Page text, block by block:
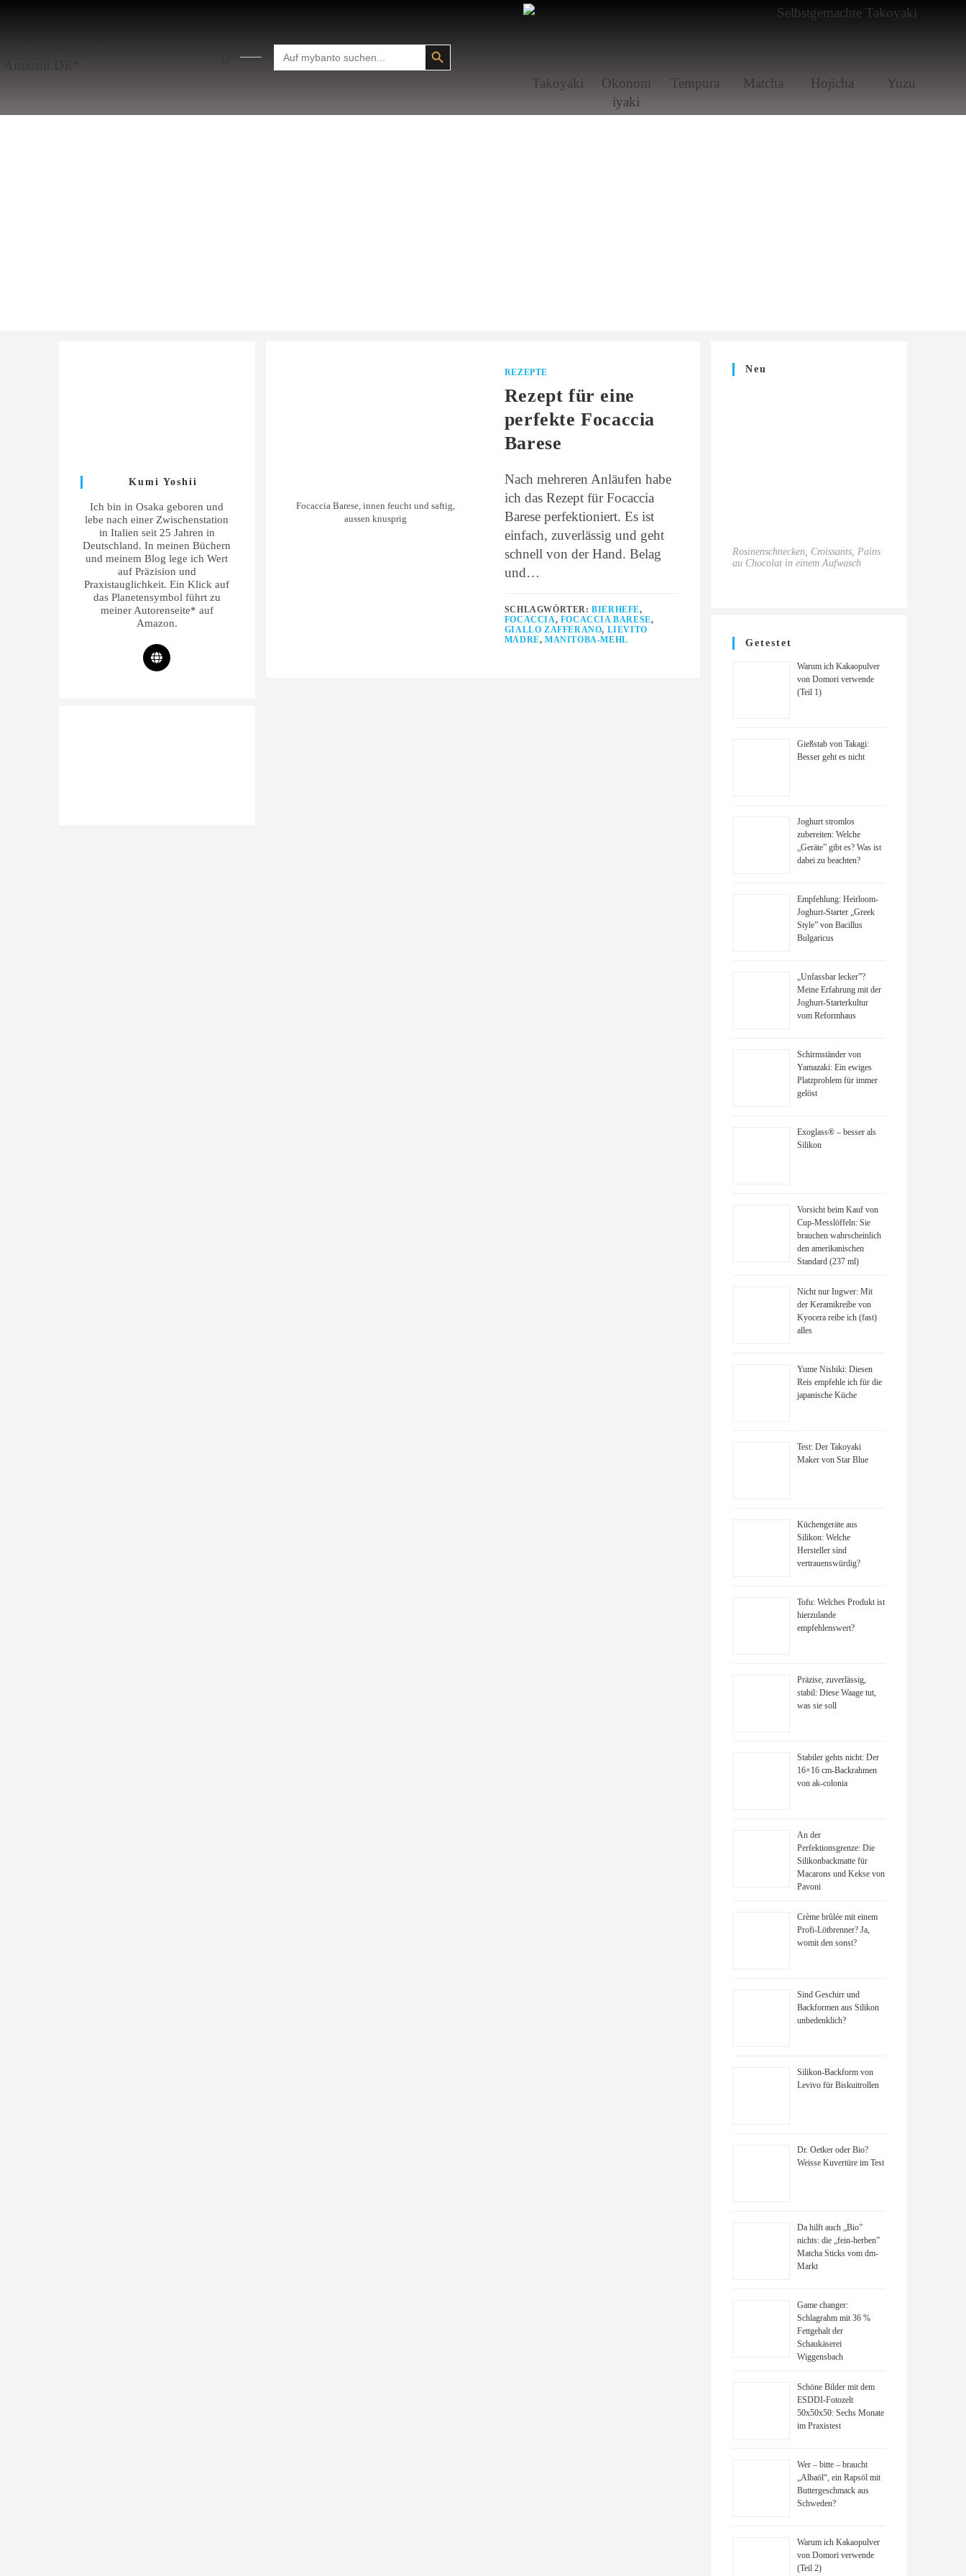
Search
for:
SEARCH BUTTON
Tako­yaki
Okonom
i­yaki
Tem­pura Matcha Hoji­cha Yuzu
Focaccia Barese, innen feucht und saftig,
aussen knusprig
REZEPTE
Rezept für eine
perfekte Focaccia
Barese
Nach mehreren Anläufen habe
ich das Rezept für Focaccia
Barese perfektioniert. Es ist
einfach, zuverlässig und geht
schnell von der Hand. Belag
und…
SCHLAGWÖRTER:BIERHEFE,
FOCACCIA, FOCACCIA BARESE,
GIALLO ZAFFERANO, LIEVITO
MADRE, MANITOBA-MEHL
Kumi Yoshii
Ich bin in Osaka geboren und
lebe nach einer Zwischenstation
in Italien seit 25 Jahren in
Deutschland. In meinen Büchern
und meinem Blog lege ich Wert
auf Präzision und
Praxistauglichkeit. Ein Klick auf
das Planetensymbol führt zu
meiner Autorenseite* auf
Amazon.
Neu
Rosinenschnecken, Croissants, Pains
au Chocolat in einem Aufwasch
Getestet
Warum ich Kakaopulver
von Domori verwende
(Teil 1)
Gießstab von Takagi:
Besser geht es nicht
Joghurt stromlos
zubereiten: Welche
„Geräte” gibt es? Was ist
dabei zu beachten?
Empfehlung: Heirloom-
Joghurt-Starter „Greek
Style” von Bacillus
Bulgaricus
„Unfassbar lecker”?
Meine Erfahrung mit der
Joghurt-Starterkultur
vom Reformhaus
Schirmständer von
Yamazaki: Ein ewiges
Platzproblem für immer
gelöst
Exoglass® – besser als
Silikon
Vorsicht beim Kauf von
Cup-Messlöffeln: Sie
brauchen wahrscheinlich
den amerikanischen
Standard (237 ml)
Nicht nur Ingwer: Mit
der Keramikreibe von
Kyocera reibe ich (fast)
alles
Yume Nishiki: Diesen
Reis empfehle ich für die
japanische Küche
Test: Der Takoyaki
Maker von Star Blue
Küchengeräte aus
Silikon: Welche
Hersteller sind
vertrauenswürdig?
Tofu: Welches Produkt ist
hierzulande
empfehlenswert?
Präzise, zuverlässig,
stabil: Diese Waage tut,
was sie soll
Stabiler gehts nicht: Der
16×16 cm-Backrahmen
von ak-colonia
An der
Perfektionsgrenze: Die
Silikonbackmatte für
Macarons und Kekse von
Pavoni
Crème brûlée mit einem
Profi-Lötbrenner? Ja,
womit den sonst?
Sind Geschirr und
Backformen aus Silikon
unbedenklich?
Silikon-Backform von
Levivo für Biskuitrollen
Dr. Oetker oder Bio?
Weisse Kuvertüre im Test
Da hilft auch „Bio”
nichts: die „fein-herben”
Matcha Sticks vom dm-
Markt
Game changer:
Schlagrahm mit 36 %
Fettgehalt der
Schaukäserei
Wiggensbach
Schöne Bilder mit dem
ESDDI-Fotozelt
50x50x50: Sechs Monate
im Praxistest
Wer – bitte – braucht
„Albaöl“, ein Rapsöl mit
Buttergeschmack aus
Schweden?
Warum ich Kakaopulver
von Domori verwende
(Teil 2)